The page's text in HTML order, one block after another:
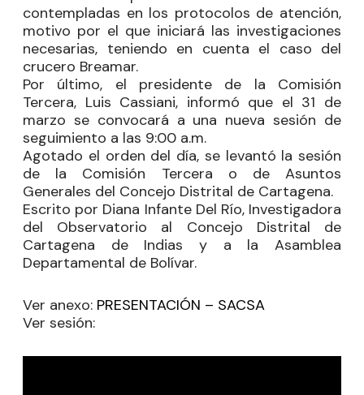
contempladas en los protocolos de atención,
motivo por el que iniciará las investigaciones
necesarias, teniendo en cuenta el caso del
crucero Breamar.
Por último, el presidente de la Comisión
Tercera, Luis Cassiani, informó que el 31 de
marzo se convocará a una nueva sesión de
seguimiento a las 9:00 a.m.
Agotado el orden del día, se levantó la sesión
de la Comisión Tercera o de Asuntos
Generales del Concejo Distrital de Cartagena.
Escrito por Diana Infante Del Río, Investigadora
del Observatorio al Concejo Distrital de
Cartagena de Indias y a la Asamblea
Departamental de Bolívar.
Ver anexo: PRESENTACIÓN – SACSA
Ver sesión: